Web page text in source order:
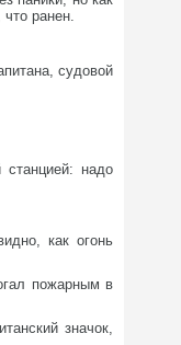
ранен.
судовой
надо
как огонь
пожарным в
значок,